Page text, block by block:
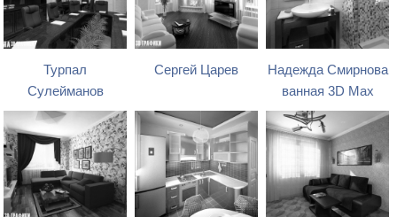
Турпал
Сулейманов
Сергей Царев
Надежда Смирнова
ванная 3D Max